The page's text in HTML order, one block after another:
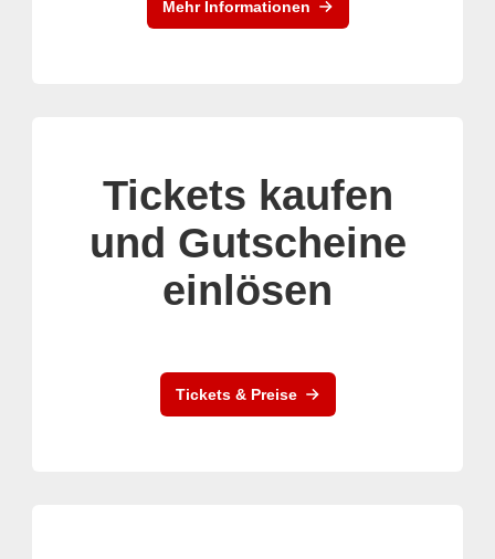
Mehr Informationen
Tickets kaufen
und Gutscheine
einlösen
Tickets & Preise